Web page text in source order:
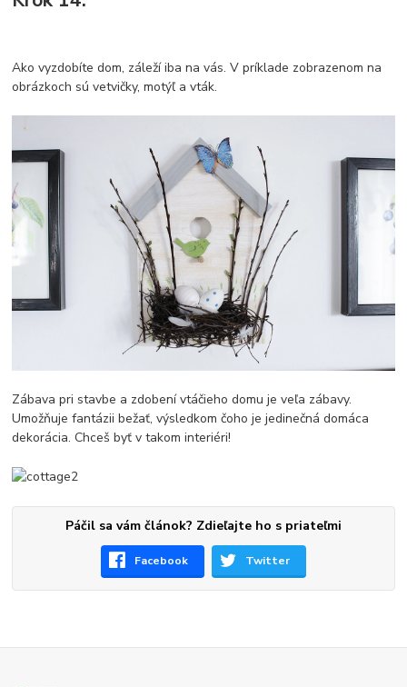
Ako vyzdobíte dom, záleží iba na vás. V príklade zobrazenom na
obrázkoch sú vetvičky, motýľ a vták.
Zábava pri stavbe a zdobení vtáčieho domu je veľa zábavy.
Umožňuje fantázii bežať, výsledkom čoho je jedinečná domáca
dekorácia. Chceš byť v takom interiéri!
Páčil sa vám článok? Zdieľajte ho s priateľmi
Facebook Twitter